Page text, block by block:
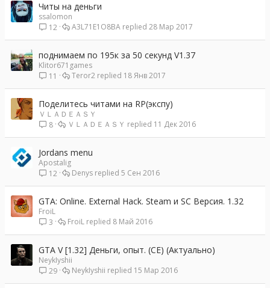
Читы на деньги
ssalomon
12
28 Мар 2017
A3L71E1O8BA
поднимаем по 195к за 50 секунд V1.37
Klitor671games
11
18 Янв 2017
Teror2
Поделитесь читами на RP(экспу)
ＶＬＡＤＥＡＳＹ
8
11 Дек 2016
ＶＬＡＤＥＡＳＹ
Jordans menu
Apostalig
12
5 Сен 2016
Denys
GTA: Online. External Hack. Steam и SC Версия. 1.32
FroiL
3
8 Май 2016
FroiL
GTA V [1.32] Деньги, опыт. (CE) (Актуально)
NeykIyshii
29
15 Мар 2016
NeykIyshii